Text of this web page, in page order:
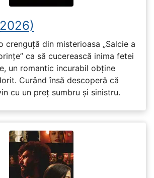
crenguță din misterioasa „Salcie a
ca să cucerească inima fetei
un romantic incurabil obține
Curând însă descoperă că
cu un preț sumbru și sinistru.